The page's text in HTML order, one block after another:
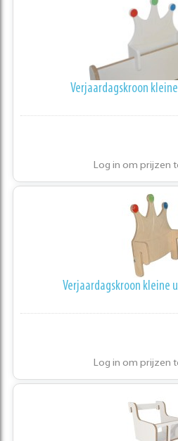
Verjaardagskroon
Log in om prijzen
Verjaardagskroon kleine
Log in om prijzen